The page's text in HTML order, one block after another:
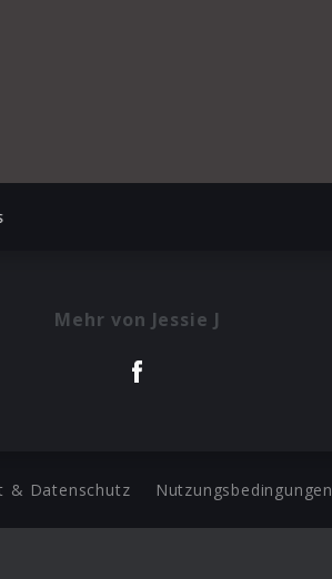
Mehr von Jessie J
& Datenschutz Nutzungsbedingungen